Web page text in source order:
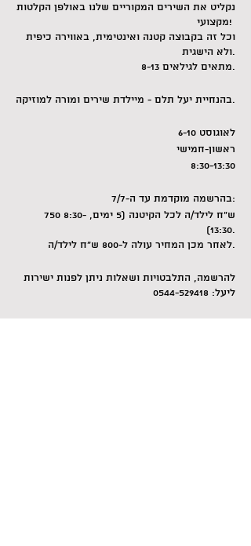
נקליט את השירים המקוריים שלנו באולפן הקלטות
מקצועי!
וכל זה בקבוצה קטנה ואינטימית, באווירה כיפית
ולא הישגית.
מתאים לגילאים 8-13.
בהנחיית יעל תלם - מיילדת שירים ומורה למוזיקה.
לאוגוסט 6-10
ראשון-חמישי
8:30-13:30
בהרשמה מוקדמת עד ה-7/7:
750 ש"ח לילד/ה לכל הקיטנה (5 ימים, 8:30-
13:30).
לאחר מכן המחיר עולה ל-800 ש"ח לילד/ה.
להרשמה, התלבטויות ושאלות ניתן לפנות ישירות
ליעל: 0544-529418